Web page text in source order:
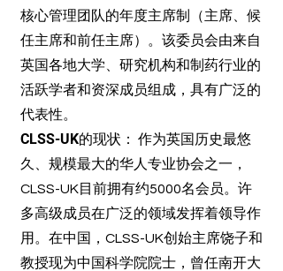
核心管理团队的年度主席制（主席、候
任主席和前任主席）。该委员会由来自
英国各地大学、研究机构和制药行业的
活跃学者和资深成员组成，具有广泛的
代表性。
CLSS-UK的现状：
作为英国历史最悠
久、规模最大的华人专业协会之一，
CLSS-UK目前拥有约5000名会员。许
多高级成员在广泛的领域发挥着领导作
用。在中国，CLSS-UK创始主席饶子和
教授现为中国科学院院士，曾任南开大